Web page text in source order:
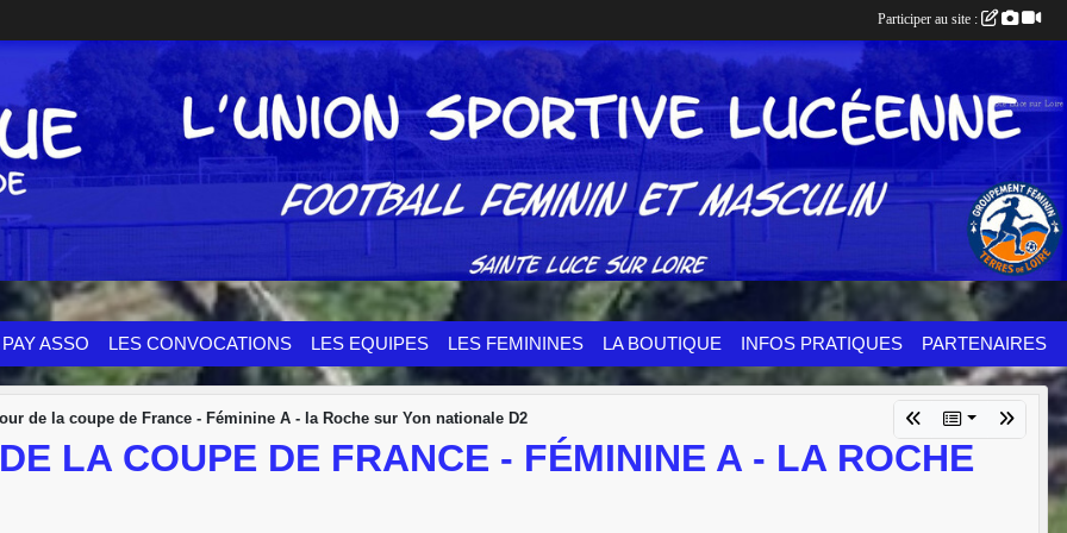
PAY ASSO LES CONVOCATIONS LES EQUIPES LES FEMININES LA BOUTIQUE INFOS PRATIQUES PARTENAIRES
de la coupe de France - Féminine A - la Roche sur Yon nationale D2
LA COUPE DE FRANCE - FÉMININE A - LA ROCHE
Participer au site :